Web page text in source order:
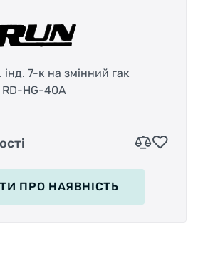
7-к на змiнний гак
HG-40A
ПРО НАЯВНІСТЬ